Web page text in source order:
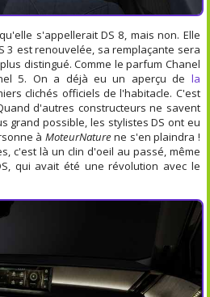
s'appellerait DS 8, mais non. Elle
3 est renouvelée, sa remplaçante sera
distingué. Comme le parfum Chanel
5. On a déjà eu un aperçu de la
clichés officiels de l'habitacle. C'est
d'autres constructeurs ne savent
grand possible, les stylistes DS ont eu
à MoteurNature ne s'en plaindra !
c'est là un clin d'oeil au passé, même
qui avait été une révolution avec le